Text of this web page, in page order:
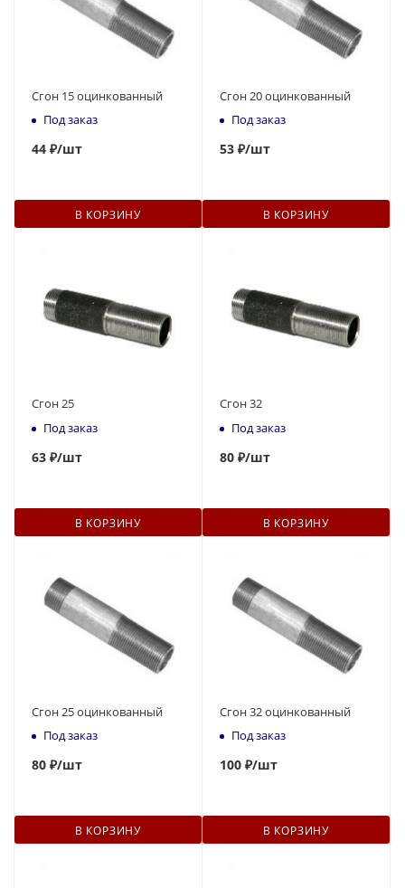
Сгон 15 оцинкованный
Под заказ
44 ₽/шт
В КОРЗИНУ
Сгон 20 оцинкованный
Под заказ
53 ₽/шт
В КОРЗИНУ
Сгон 25
Под заказ
63 ₽/шт
В КОРЗИНУ
Сгон 32
Под заказ
80 ₽/шт
В КОРЗИНУ
Сгон 25 оцинкованный
Под заказ
80 ₽/шт
В КОРЗИНУ
Сгон 32 оцинкованный
Под заказ
100 ₽/шт
В КОРЗИНУ